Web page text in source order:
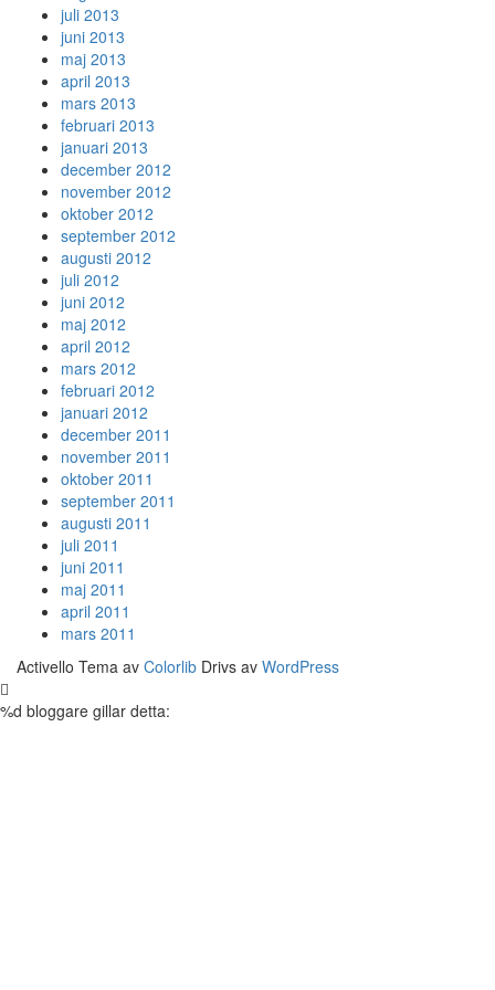
juli 2013
juni 2013
maj 2013
april 2013
mars 2013
februari 2013
januari 2013
december 2012
november 2012
oktober 2012
september 2012
augusti 2012
juli 2012
juni 2012
maj 2012
april 2012
mars 2012
februari 2012
januari 2012
december 2011
november 2011
oktober 2011
september 2011
augusti 2011
juli 2011
juni 2011
maj 2011
april 2011
mars 2011
Activello Tema av Colorlib Drivs av WordPress
%d bloggare gillar detta: